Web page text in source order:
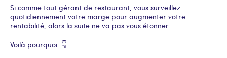
Si comme tout gérant de restaurant, vous surveillez
quotidiennement votre marge pour augmenter votre
rentabilité, alors la suite ne va pas vous étonner.
Voilà pourquoi. 👇